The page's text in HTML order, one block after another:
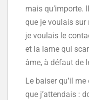
mais qu’importe.
que je voulais sur
je voulais le
et la lame qui
âme, à défaut de
Le baiser qu’il
que j’attendais :